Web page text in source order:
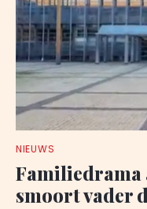
NIEUWS
Familiedrama
smoort vader